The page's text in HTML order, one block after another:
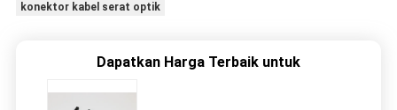
konektor kabel serat optik
Dapatkan Harga Terbaik untuk